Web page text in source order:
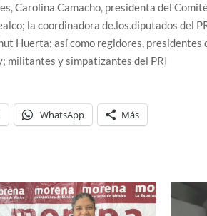
Carolina Camacho, presidenta del
la coordinadora de.los.diputados del
Huerta; así como regidores, presidentes
militantes y simpatizantes del PRI
WhatsApp Más